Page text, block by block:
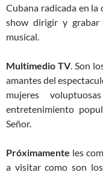
Cubana radicada en la
show dirigir y grabar
musical.
Multimedio TV. Son
amantes del
mujeres
entretenimiento
Señor.
Próximamente les
a visitar como son